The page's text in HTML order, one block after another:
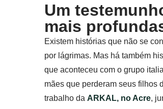
Um
mais
Existem histórias que não se
por lágrimas. Mas há também
que aconteceu com o grupo
mães que perderam seus filhos
trabalho da ARKAL, no Acre,